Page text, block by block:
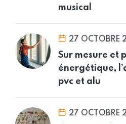
musical
27 OCTOBRE
Sur mesure et
énergétique,
pvc et alu
27 OCTOBRE